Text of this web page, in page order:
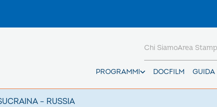
PROGRAMMI DOCFILM GUIDA
Chi SiamoArea
UCRAINA – RUSSIA